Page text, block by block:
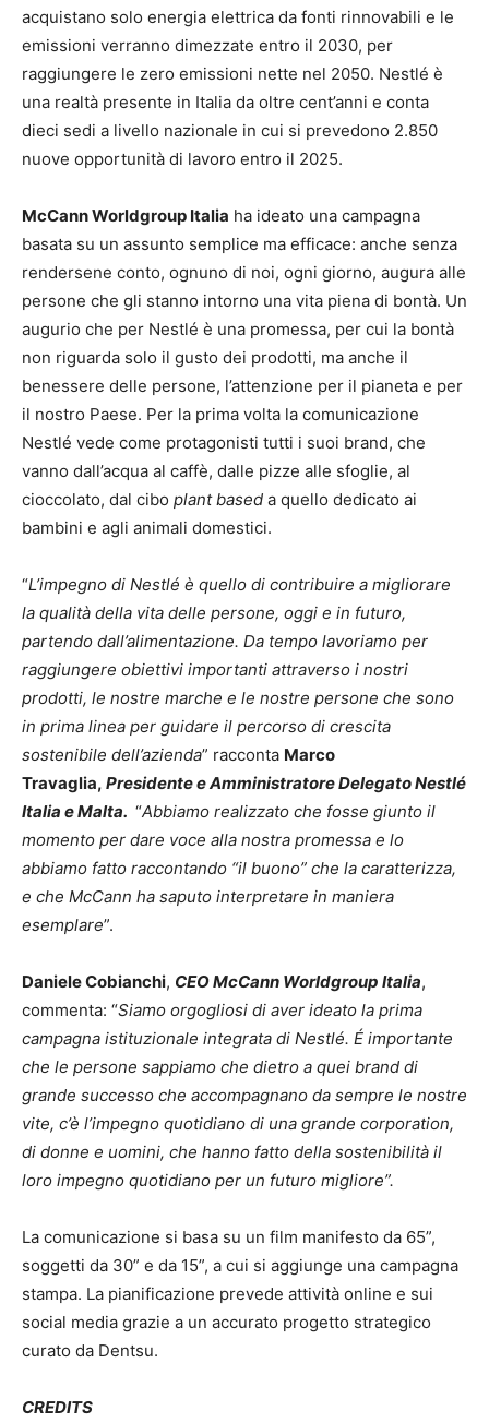
acquistano solo energia elettrica da fonti rinnovabili e le
emissioni verranno dimezzate entro il 2030, per
raggiungere le zero emissioni nette nel 2050. Nestlé è
una realtà presente in Italia da oltre cent’anni e conta
dieci sedi a livello nazionale in cui si prevedono 2.850
nuove opportunità di lavoro entro il 2025.
McCann Worldgroup Italia ha ideato una campagna
basata su un assunto semplice ma efficace: anche senza
rendersene conto, ognuno di noi, ogni giorno, augura alle
persone che gli stanno intorno una vita piena di bontà. Un
augurio che per Nestlé è una promessa, per cui la bontà
non riguarda solo il gusto dei prodotti, ma anche il
benessere delle persone, l’attenzione per il pianeta e per
il nostro Paese. Per la prima volta la comunicazione
Nestlé vede come protagonisti tutti i suoi brand, che
vanno dall’acqua al caffè, dalle pizze alle sfoglie, al
cioccolato, dal cibo plant based a quello dedicato ai
bambini e agli animali domestici.
“L’impegno di Nestlé è quello di contribuire a migliorare
la qualità della vita delle persone, oggi e in futuro,
partendo dall’alimentazione. Da tempo lavoriamo per
raggiungere obiettivi importanti attraverso i nostri
prodotti, le nostre marche e le nostre persone che sono
in prima linea per guidare il percorso di crescita
sostenibile dell’azienda” racconta Marco
Travaglia, Presidente e Amministratore Delegato Nestlé
Italia e Malta. “Abbiamo realizzato che fosse giunto il
momento per dare voce alla nostra promessa e lo
abbiamo fatto raccontando “il buono” che la caratterizza,
e che McCann ha saputo interpretare in maniera
esemplare”.
Daniele Cobianchi, CEO McCann Worldgroup Italia,
commenta: “Siamo orgogliosi di aver ideato la prima
campagna istituzionale integrata di Nestlé. É importante
che le persone sappiamo che dietro a quei brand di
grande successo che accompagnano da sempre le nostre
vite, c’è l’impegno quotidiano di una grande corporation,
di donne e uomini, che hanno fatto della sostenibilità il
loro impegno quotidiano per un futuro migliore”.
La comunicazione si basa su un film manifesto da 65”,
soggetti da 30” e da 15”, a cui si aggiunge una campagna
stampa. La pianificazione prevede attività online e sui
social media grazie a un accurato progetto strategico
curato da Dentsu.
CREDITS